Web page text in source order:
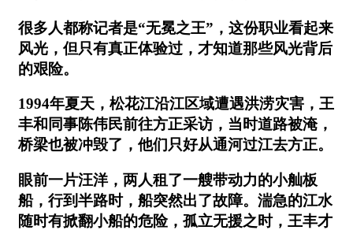
很多人都称记者是“无冕之王”，这份职业看起来
风光，但只有真正体验过，才知道那些风光背后
的艰险。
1994年夏天，松花江沿江区域遭遇洪涝灾害，王
丰和同事陈伟民前往方正采访，当时道路被淹，
桥梁也被冲毁了，他们只好从通河过江去方正。
眼前一片汪洋，两人租了一艘带动力的小舢板
船，行到半路时，船突然出了故障。湍急的江水
随时有掀翻小船的危险，孤立无援之时，王丰才